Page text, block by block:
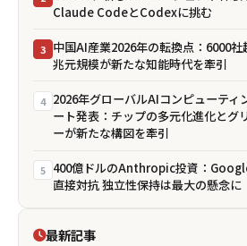
Claude CodeとCodexに挑む
3 中国AI産業2026年の転換点：6000社
兆元規模が新たな知能時代を牽引
4 2026年グローバルAIコンピューティ
ート発表：チップの多元化進化とグ
ーが新たな構図を牽引
5 400億ドルのAnthropic投資：
直接対抗 独立性保持は最大の懸念に
最新記事